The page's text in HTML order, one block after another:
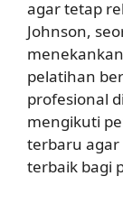
agar tetap
Johnson,
pelatihan
profesional
mengikuti
terbaru agar
terbaik bagi